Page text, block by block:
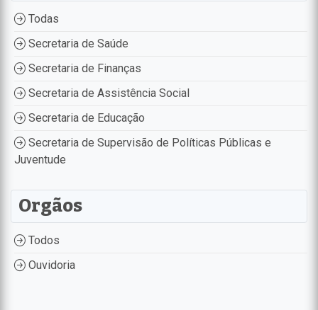
Todas
Secretaria de Saúde
Secretaria de Finanças
Secretaria de Assistência Social
Secretaria de Educação
Secretaria de Supervisão de Políticas Públicas e
Juventude
Orgãos
Todos
Ouvidoria